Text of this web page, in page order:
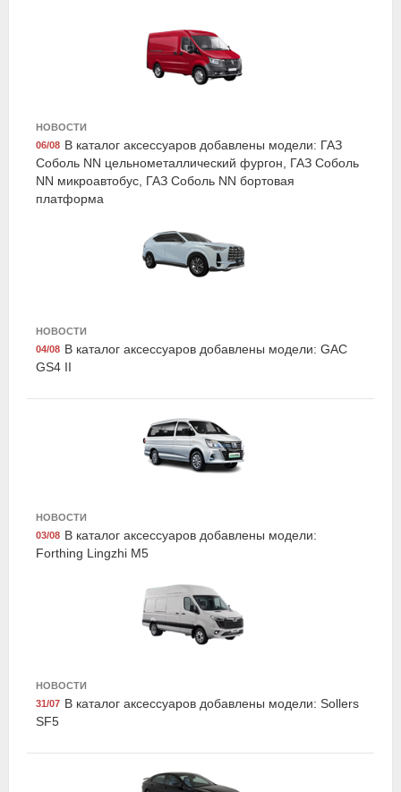
Жидкость охлаждающая "Antifreeze G12+", красная,
Suprotec 120987
Очиститель топливной системы "Супротек бензин" ,
НОВОСТИ
06/08 В каталог аксессуаров добавлены модели: ГАЗ
Соболь NN цельнометаллический фургон, ГАЗ Соболь
NN микроавтобус, ГАЗ Соболь NN бортовая
платформа
НОВОСТИ
04/08 В каталог аксессуаров добавлены модели: GAC
GS4 II
НОВОСТИ
03/08 В каталог аксессуаров добавлены модели:
Forthing Lingzhi M5
НОВОСТИ
31/07 В каталог аксессуаров добавлены модели: Sollers
SF5